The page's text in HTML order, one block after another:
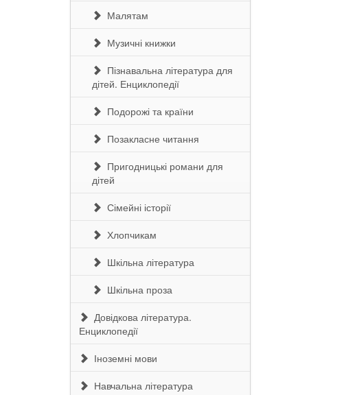
Малятам
Музичні книжки
Пізнавальна література для
дітей. Енциклопедії
Подорожі та країни
Позакласне читання
Пригодницькі романи для
дітей
Сімейні історії
Хлопчикам
Шкільна література
Шкільна проза
Довідкова література.
Енциклопедії
Іноземні мови
Навчальна література